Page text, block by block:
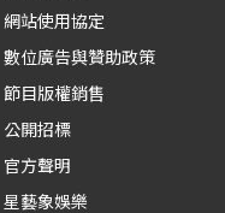
網站使用協定
數位廣告與贊助政策
節目版權銷售
公開招標
官方聲明
星藝象娛樂